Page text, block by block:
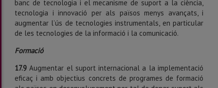
banc de tecnologia i el mecanisme de suport a la ciència,
tecnologia i innovació per als països menys avançats, i
augmentar l’ús de tecnologies instrumentals, en particular
de les tecnologies de la informació i la comunicació.
Formació
17.9Augmentar el suport internacional a la implementació
eficaç i amb objectius concrets de programes de formació